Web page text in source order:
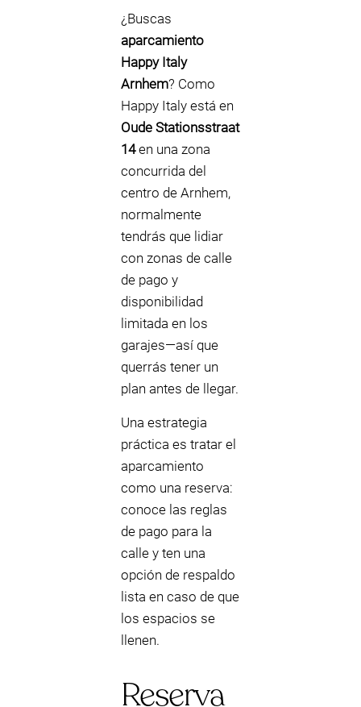
¿Buscas
aparcamiento
Happy Italy
Arnhem? Como
Happy Italy está en
Oude Stationsstraat
14en una zona
concurrida del
centro de Arnhem,
normalmente
tendrás que lidiar
con zonas de calle
de pago y
disponibilidad
limitada en los
garajes—así que
querrás tener un
plan antes de llegar.
Una estrategia
práctica es tratar el
aparcamiento
como una reserva:
conoce las reglas
de pago para la
calle y ten una
opción de respaldo
lista en caso de que
los espacios se
llenen.
Reserva